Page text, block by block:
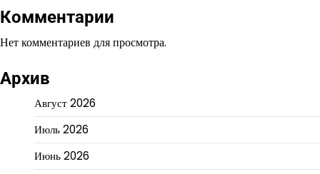
Комментарии
Нет комментариев для просмотра.
Архив
Август 2026
Июль 2026
Июнь 2026